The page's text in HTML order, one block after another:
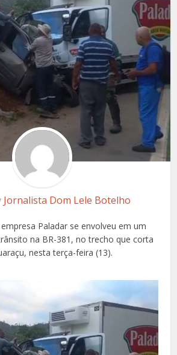
Jornalista Dom Lele Botelho
Paladar se envolveu em um
na BR-381, no trecho que corta
nesta terça-feira (13).